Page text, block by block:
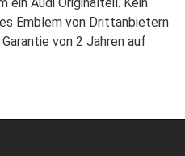
Emblem von Drittanbietern
von 2 Jahren auf